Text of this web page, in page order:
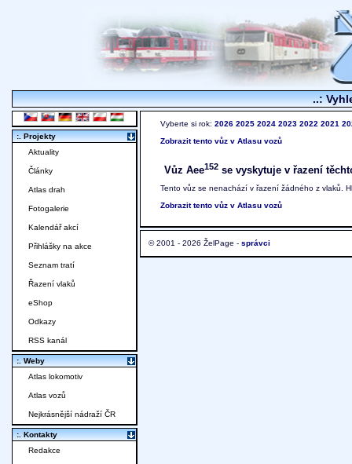
..:
Vyberte si rok: 2026 2025 2024 2023 2022 2021
Zobrazit tento vůz v Atlasu vozů
Vůz Aee152 se vyskytuje v řazení
Tento vůz se nenachází v řazení žádného z vlaků.
Zobrazit tento vůz v Atlasu vozů
© 2001 - 2026 ŽelPage - správci
:. Projekty
Aktuality
Články
Atlas drah
Fotogalerie
Kalendář akcí
Přihlášky na akce
Seznam tratí
Řazení vlaků
eShop
Odkazy
RSS kanál
:. Weby
Atlas lokomotiv
Atlas vozů
Nejkrásnější nádraží ČR
:. Kontakty
Redakce